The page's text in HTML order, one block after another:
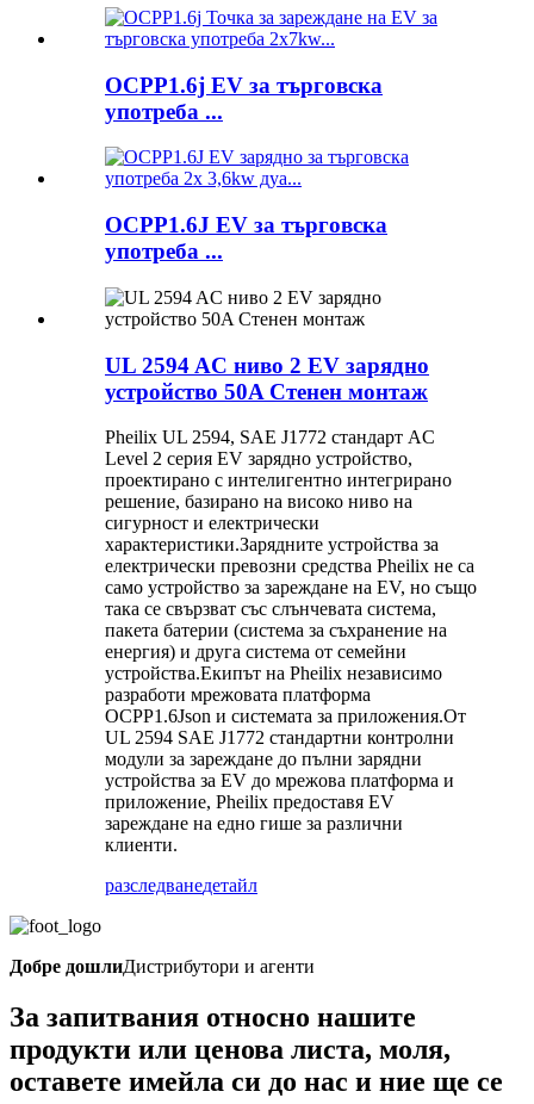
OCPP1.6j EV за търговска
употреба ...
OCPP1.6J EV за търговска
употреба ...
UL 2594 AC ниво 2 EV зарядно
устройство 50A Стенен монтаж
Pheilix UL 2594, SAE J1772 стандарт AC
Level 2 серия EV зарядно устройство,
проектирано с интелигентно интегрирано
решение, базирано на високо ниво на
сигурност и електрически
характеристики.Зарядните устройства за
електрически превозни средства Pheilix не са
само устройство за зареждане на EV, но също
така се свързват със слънчевата система,
пакета батерии (система за съхранение на
енергия) и друга система от семейни
устройства.Екипът на Pheilix независимо
разработи мрежовата платформа
OCPP1.6Json и системата за приложения.От
UL 2594 SAE J1772 стандартни контролни
модули за зареждане до пълни зарядни
устройства за EV до мрежова платформа и
приложение, Pheilix предоставя EV
зареждане на едно гише за различни
клиенти.
разследванедетайл
Добре дошлиДистрибутори и агенти
За запитвания относно нашите
продукти или ценова листа, моля,
оставете имейла си до нас и ние ще се